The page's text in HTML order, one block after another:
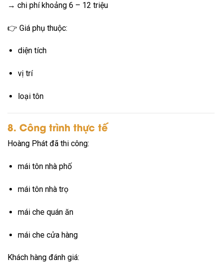
→ chi phí khoảng 6 – 12 triệu
👉 Giá phụ thuộc:
diện tích
vị trí
loại tôn
8. Công trình thực tế
Hoàng Phát đã thi công:
mái tôn nhà phố
mái tôn nhà trọ
mái che quán ăn
mái che cửa hàng
Khách hàng đánh giá: